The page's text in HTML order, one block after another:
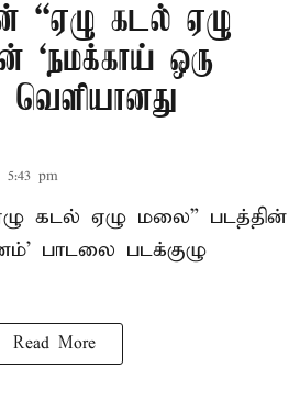
“ஏழு கடல் ஏழு
‘நமக்காய் ஒரு
5:43 pm
கடல் ஏழு மலை” படத்தின்
பாடலை படக்குழு
Read More